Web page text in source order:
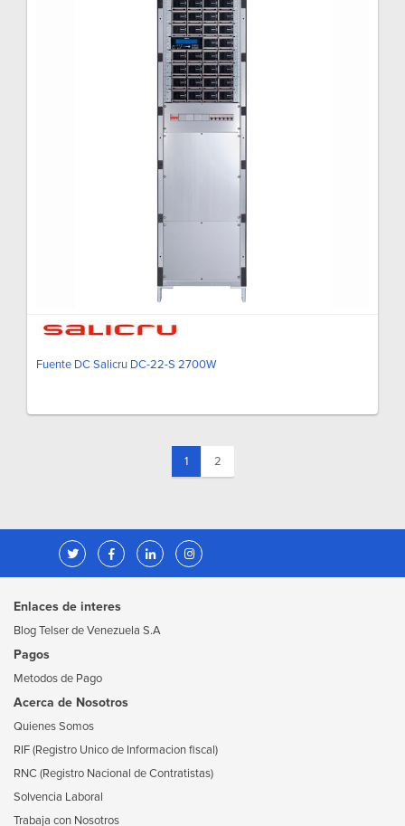
Fuente DC Salicru DC-22-S 2700W
1(current)
2
Enlaces de interes
Blog Telser de Venezuela S.A
Pagos
Metodos de Pago
Acerca de Nosotros
Quienes Somos
RIF (Registro Unico de Informacion fiscal)
RNC (Registro Nacional de Contratistas)
Solvencia Laboral
Trabaja con Nosotros